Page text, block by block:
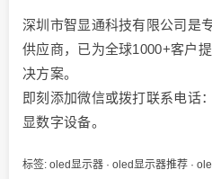
深圳市智显通科技有限公司是
供应商，已为全球1000+客户
决方案。
即刻添加微信或拨打联系电话
显数字设备。
标签: oled显示器 · oled显示器推荐 ·